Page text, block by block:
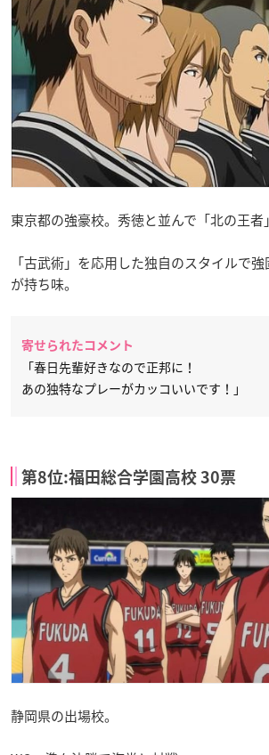
東京都の強豪校。秀徳と並んで「北の王者
「古武術」を応用した独自のスタイルで
が持ち味。
寄せられたコメント
「春日先輩好きなので正邦に！
あの独特なプレーがカッコいいです！」
第8位:福田総合学園高校 30票
静岡県の出場校。